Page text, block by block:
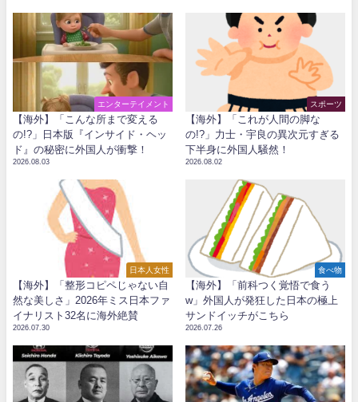
エンターテイメント
【海外】「こんな所まで変える
の!?」日本版『インサイド・ヘッ
ド』の秘密に外国人が衝撃！
2026.08.03
スポーツ
【海外】「これが人間の脚な
の!?」力士・宇良の異次元すぎる
下半身に外国人騒然！
2026.08.02
日本人女性
【海外】「整形コピペじゃない自
然な美しさ」2026年ミス日本ファ
イナリスト32名に海外絶賛
2026.07.30
食べ物
【海外】「前科つく覚悟で食う
w」外国人が発狂した日本の極上
サンドイッチがこちら
2026.07.26